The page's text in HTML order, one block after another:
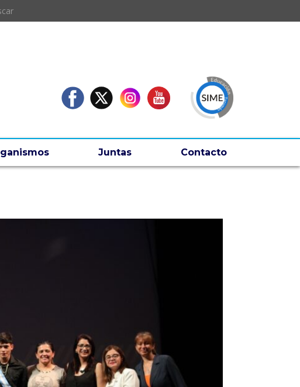
Juntas Contacto